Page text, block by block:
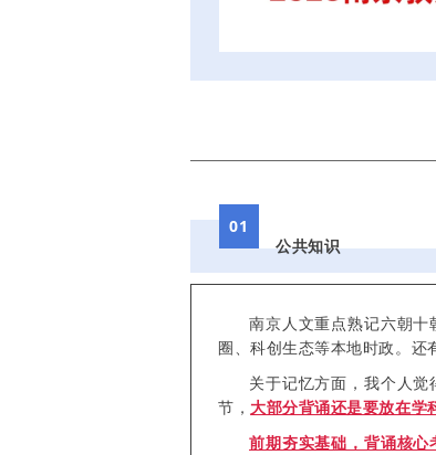
01
公共知识
南京人文重点熟记六朝
圈、科创生态等本地时政。还
关于记忆方面，我个人
节， 大部分背诵还是要放在学
前期夯实基础，背诵核